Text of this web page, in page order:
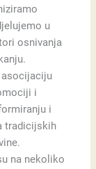
u
osnivanja
asocijaciju
i
i
tradicijskih
na nekoliko